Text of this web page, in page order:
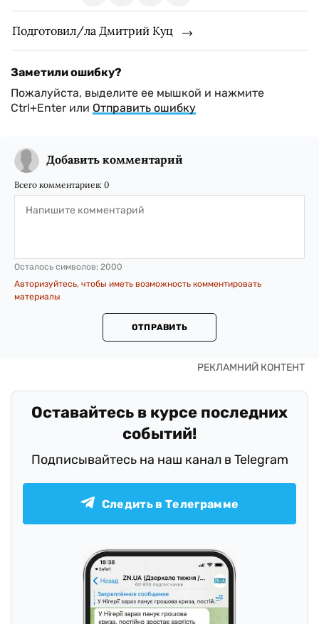
Подготовил/ла Дмитрий Куц
Заметили ошибку?
Пожалуйста, выделите ее мышкой и нажмите
Ctrl+Enter или Отправить ошибку
Добавить комментарий
Всего комментариев: 0
Осталось символов: 2000
Авторизуйтесь, чтобы иметь возможность комментировать
материалы
ОТПРАВИТЬ
Оставайтесь в курсе последних
событий!
Подписывайтесь на наш канал в Telegram
Следить в Телеграмме